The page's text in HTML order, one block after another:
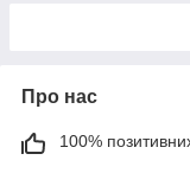
Про нас
100%